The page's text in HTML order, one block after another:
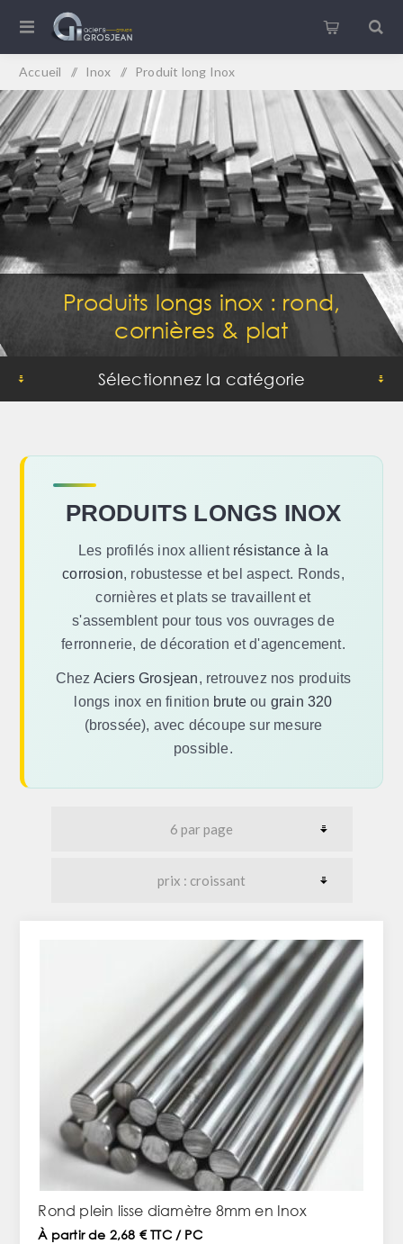
Accueil / Inox / Produit long Inox
Produits longs inox : rond,
cornières & plat
Sélectionnez la catégorie
PRODUITS LONGS INOX
Les profilés inox allient résistance à la
corrosion, robustesse et bel aspect. Ronds,
cornières et plats se travaillent et
s'assemblent pour tous vos ouvrages de
ferronnerie, de décoration et d'agencement.
Chez Aciers Grosjean, retrouvez nos produits
longs inox en finition bruteou grain 320
(brossée), avec découpe sur mesure
possible.
Rond plein lisse diamètre 8mm en Inox
À partir de 2,68 € TTC / PC